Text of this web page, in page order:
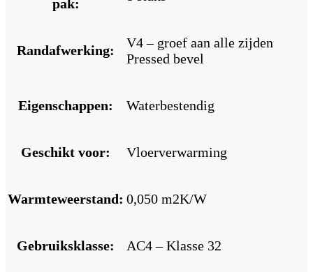
pak:
Randafwerking:
V4 – groef aan alle zijden
Pressed bevel
Eigenschappen: Waterbestendig
Geschikt voor: Vloerverwarming
Warmteweerstand: 0,050 m2K/W
Gebruiksklasse: AC4 – Klasse 32